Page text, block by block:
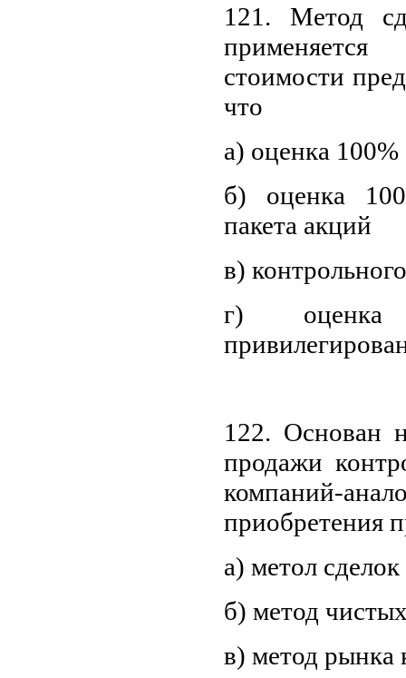
121. Метод
стоимости
что
а) оценка 100%
б) оценка
пакета акций
в)
г)
122. Основан
продажи
компаний-
приобретения
а) метол
б) метод
в) метод рынка